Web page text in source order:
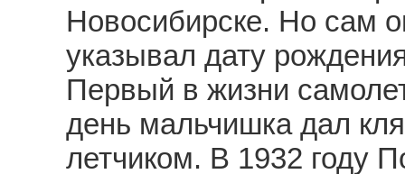
Новосибирске. Но сам
указывал дату
Первый в жизни
день мальчишка дал
летчиком. В 1932 году